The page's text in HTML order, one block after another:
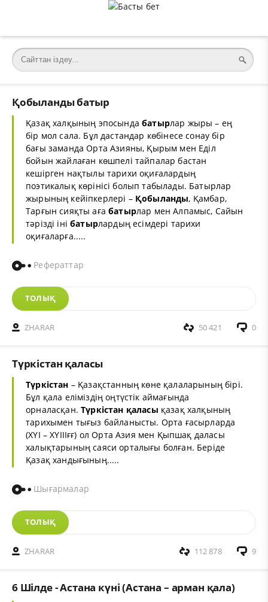
Қобыланды батыр
Қазақ халқының эпосындабатырлар жыры – ең
бір мол сала. Бұл дастандар көбінесе сонау бір
бағы заманда Орта Азияны, Қырым мен Еділ
бойын жайлаған көшпелі тайпалар бастан
кешірген нақтылы тарихи оқиғалардың
поэтикалық көрінісі болып табылады. Батырлар
жырының кейіпкерлері – Қобыланды, Қамбар,
Тарғын сияқты ағабатырлар мен Алпамыс, Сайын
тәрізді інібатырлардың есімдері тарихи
оқиғаларға.....
Рефераттар
ТОЛЫҚ
ZHARAR 0
50 421
Түркістан қаласы
Түркістан – Қазақстанның көне қалаларының бірі.
Бұл қала еліміздің оңтүстік аймағында
орналасқан.Түркістан қаласы қазақ халқының
тарихымен тығыз байланысты. Орта ғасырларда
(ХҮІ – ХҮІІІғғ) ол Орта Азия мен Қыпшақ даласы
халықтарының саяси орталығы болған. Беріде
Қазақ хандығының.....
Шығармалар
ТОЛЫҚ
ZHARAR 9
112 878
6 Шілде - Астана күні (Астана – арман қала)